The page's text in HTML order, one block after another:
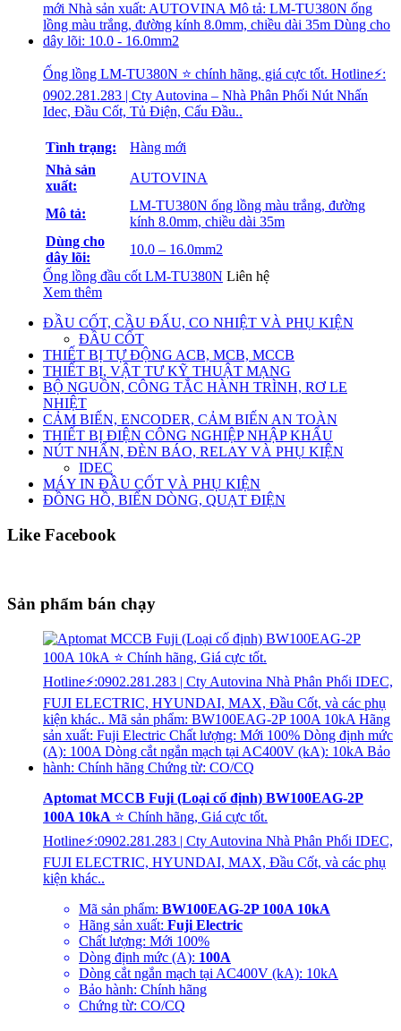
Ống lồng LM-TU380N ⭐ chính hãng, giá cực tốt. Hotline⚡:
0902.281.283 | Cty Autovina – Nhà Phân Phối Nút Nhấn
Idec, Đầu Cốt, Tủ Điện, Cấu Đầu..
Tình trạng:
Hàng mới
Nhà sản
xuất:
AUTOVINA
Mô tả:
LM-TU380N ống lồng màu trắng, đường
kính 8.0mm, chiều dài 35m
Dùng cho
dây lõi:
10.0 – 16.0mm2
Ống lồng đầu cốt LM-TU380N Liên hệ
Xem thêm
ĐẦU CỐT, CẦU ĐẤU, CO NHIỆT VÀ PHỤ KIỆN
ĐẦU CỐT
THIẾT BỊ TỰ ĐỘNG ACB, MCB, MCCB
THIẾT BỊ, VẬT TƯ KỸ THUẬT MẠNG
BỘ NGUỒN, CÔNG TẮC HÀNH TRÌNH, RƠ LE
NHIỆT
CẢM BIẾN, ENCODER, CẢM BIẾN AN TOÀN
THIẾT BỊ ĐIỆN CÔNG NGHIỆP NHẬP KHẨU
NÚT NHẤN, ĐÈN BÁO, RELAY VÀ PHỤ KIỆN
IDEC
MÁY IN ĐẦU CỐT VÀ PHỤ KIỆN
ĐỒNG HỒ, BIẾN DÒNG, QUẠT ĐIỆN
Like Facebook
Sản phẩm bán chạy
Aptomat MCCB Fuji (Loại cố định) BW100EAG-2P
100A 10kA ⭐ Chính hãng, Giá cực tốt.
Hotline⚡:0902.281.283 | Cty Autovina Nhà Phân Phối IDEC,
FUJI ELECTRIC, HYUNDAI, MAX, Đầu Cốt, và các phụ
kiện khác..
Mã sản phẩm: BW100EAG-2P 100A 10kA
Hãng sản xuất: Fuji Electric
Chất lượng: Mới 100%
Dòng định mức (A): 100A
Dòng cắt ngắn mạch tại AC400V (kA): 10kA
Bảo hành: Chính hãng
Chứng từ: CO/CQ